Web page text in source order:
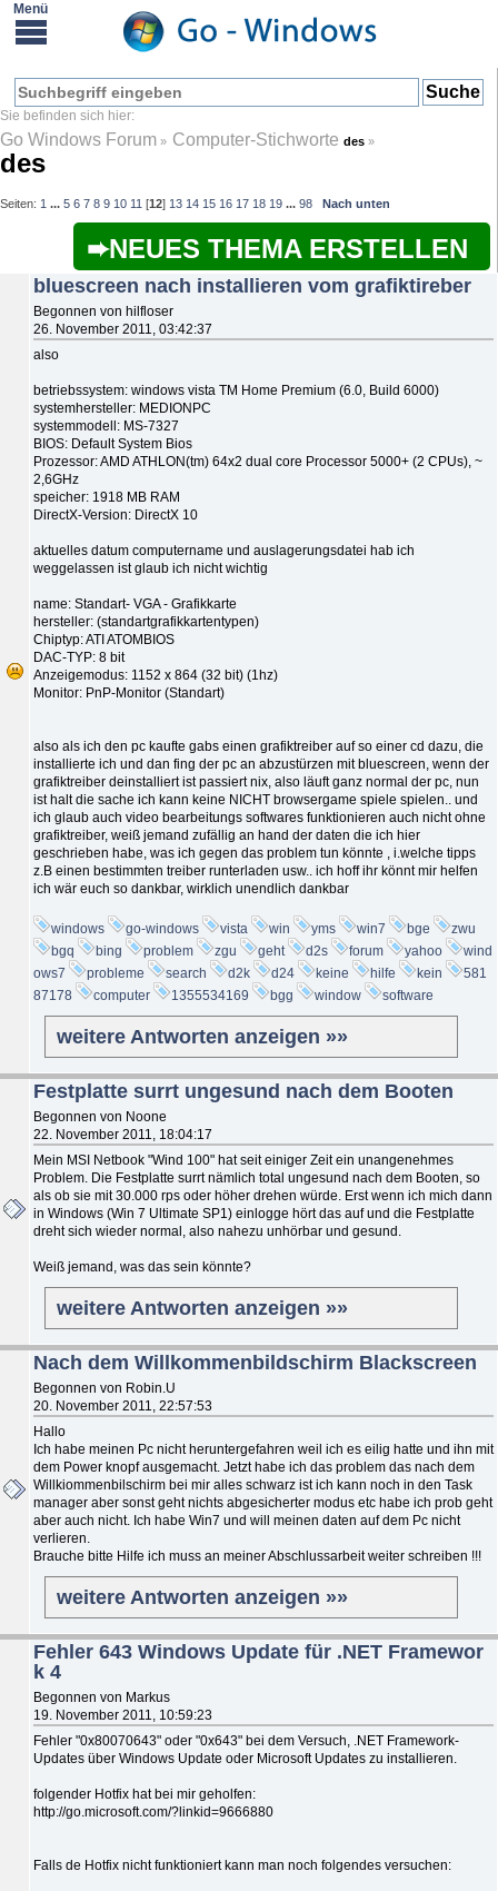
Go Windows Forum » Computer-Stichwortedes »
des
Seiten: 1 ... 5 6 7 8 9 10 11 [12] 13 14 15 16 17 18 19 ... 98 Nach unten
NEUES THEMA ERSTELLEN
bluescreen nach installieren vom grafiktireber
Begonnen von hilfloser
26. November 2011, 03:42:37
also
betriebssystem: windows vista TM Home Premium (6.0, Build 6000)
systemhersteller: MEDIONPC
systemmodell: MS-7327
BIOS: Default System Bios
Prozessor: AMD ATHLON(tm) 64x2 dual core Processor 5000+ (2 CPUs), ~
2,6GHz
speicher: 1918 MB RAM
DirectX-Version: DirectX 10
aktuelles datum computername und auslagerungsdatei hab ich
weggelassen ist glaub ich nicht wichtig
name: Standart- VGA - Grafikkarte
hersteller: (standartgrafikkartentypen)
Chiptyp: ATI ATOMBIOS
DAC-TYP: 8 bit
Anzeigemodus: 1152 x 864 (32 bit) (1hz)
Monitor: PnP-Monitor (Standart)
also als ich den pc kaufte gabs einen grafiktreiber auf so einer cd dazu, die
installierte ich und dan fing der pc an abzustürzen mit bluescreen, wenn der
grafiktreiber deinstalliert ist passiert nix, also läuft ganz normal der pc, nun
ist halt die sache ich kann keine NICHT browsergame spiele spielen.. und
ich glaub auch video bearbeitungs softwares funktionieren auch nicht ohne
grafiktreiber, weiß jemand zufällig an hand der daten die ich hier
geschrieben habe, was ich gegen das problem tun könnte , i.welche tipps
z.B einen bestimmten treiber runterladen usw.. ich hoff ihr könnt mir helfen
ich wär euch so dankbar, wirklich unendlich dankbar
windows go-windows vista win yms win7 bge
zwu
bgq
bing problem zgu geht d2s forum yahoo
wind
ows7
probleme search d2k d24 keine hilfe kein
581
87178
computer 1355534169 bgg window software
weitere Antworten anzeigen »»
Festplatte surrt ungesund nach dem Booten
Begonnen von Noone
22. November 2011, 18:04:17
Mein MSI Netbook "Wind 100" hat seit einiger Zeit ein unangenehmes
Problem. Die Festplatte surrt nämlich total ungesund nach dem Booten, so
als ob sie mit 30.000 rps oder höher drehen würde. Erst wenn ich mich dann
in Windows (Win 7 Ultimate SP1) einlogge hört das auf und die Festplatte
dreht sich wieder normal, also nahezu unhörbar und gesund.
Weiß jemand, was das sein könnte?
weitere Antworten anzeigen »»
Nach dem Willkommenbildschirm Blackscreen
Begonnen von Robin.U
20. November 2011, 22:57:53
Hallo
Ich habe meinen Pc nicht heruntergefahren weil ich es eilig hatte und ihn mit
dem Power knopf ausgemacht. Jetzt habe ich das problem das nach dem
Willkiommenbilschirm bei mir alles schwarz ist ich kann noch in den Task
manager aber sonst geht nichts abgesicherter modus etc habe ich prob geht
aber auch nicht. Ich habe Win7 und will meinen daten auf dem Pc nicht
verlieren.
Brauche bitte Hilfe ich muss an meiner Abschlussarbeit weiter schreiben !!!
weitere Antworten anzeigen »»
Fehler 643 Windows Update für .NET Framewor
k 4
Begonnen von Markus
19. November 2011, 10:59:23
Fehler "0x80070643" oder "0x643" bei dem Versuch, .NET Framework-
Updates über Windows Update oder Microsoft Updates zu installieren.
folgender Hotfix hat bei mir geholfen:
http://go.microsoft.com/?linkid=9666880
Falls de Hotfix nicht funktioniert kann man noch folgendes versuchen: